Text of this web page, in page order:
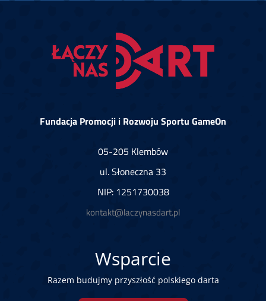
Fundacja Promocji i Rozwoju Sportu GameOn
05-205 Klembów
ul. Słoneczna 33
NIP: 1251730038
kontakt@laczynasdart.pl
Wsparcie
Razem budujmy przyszłość polskiego darta